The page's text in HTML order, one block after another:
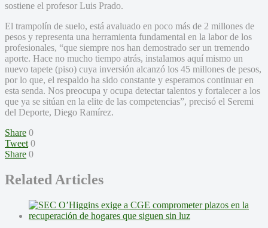
sostiene el profesor Luis Prado.
El trampolín de suelo, está avaluado en poco más de 2 millones de
pesos y representa una herramienta fundamental en la labor de los
profesionales, “que siempre nos han demostrado ser un tremendo
aporte. Hace no mucho tiempo atrás, instalamos aquí mismo un
nuevo tapete (piso) cuya inversión alcanzó los 45 millones de pesos,
por lo que, el respaldo ha sido constante y esperamos continuar en
esta senda. Nos preocupa y ocupa detectar talentos y fortalecer a los
que ya se sitúan en la elite de las competencias”, precisó el Seremi
del Deporte, Diego Ramírez.
Share 0
Tweet 0
Share 0
Related Articles